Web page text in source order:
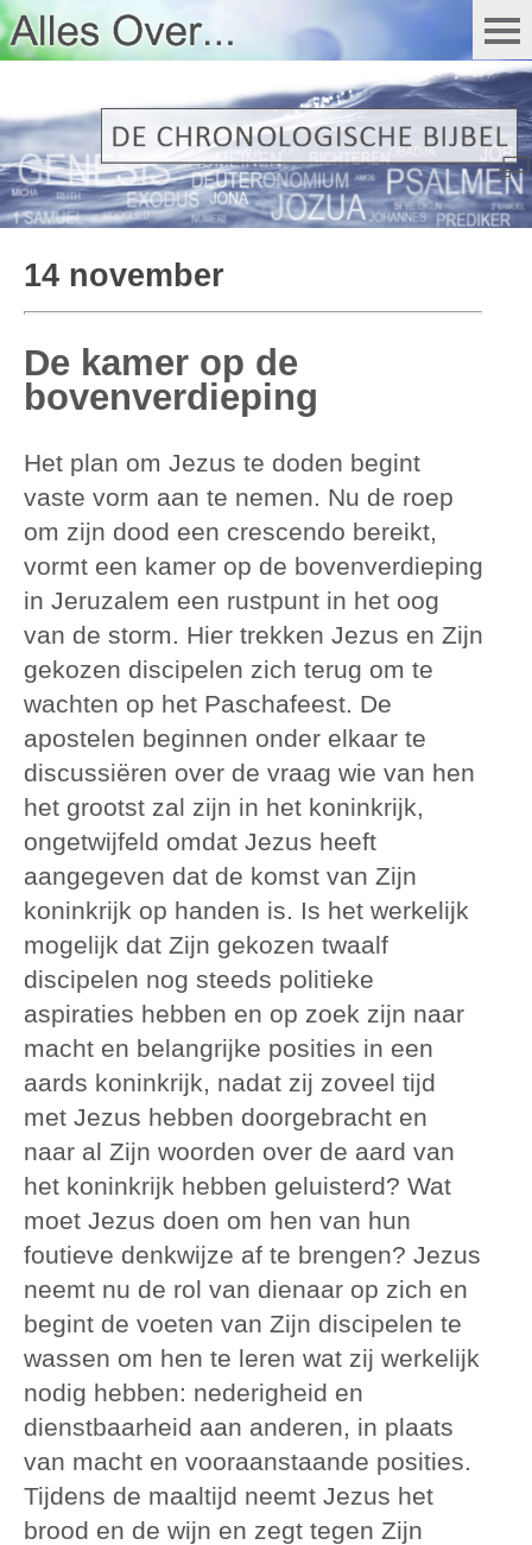
14 november
De kamer op de
bovenverdieping
Het plan om Jezus te doden begint
vaste vorm aan te nemen. Nu de roep
om zijn dood een crescendo bereikt,
vormt een kamer op de bovenverdieping
in Jeruzalem een rustpunt in het oog
van de storm. Hier trekken Jezus en Zijn
gekozen discipelen zich terug om te
wachten op het Paschafeest. De
apostelen beginnen onder elkaar te
discussiëren over de vraag wie van hen
het grootst zal zijn in het koninkrijk,
ongetwijfeld omdat Jezus heeft
aangegeven dat de komst van Zijn
koninkrijk op handen is. Is het werkelijk
mogelijk dat Zijn gekozen twaalf
discipelen nog steeds politieke
aspiraties hebben en op zoek zijn naar
macht en belangrijke posities in een
aards koninkrijk, nadat zij zoveel tijd
met Jezus hebben doorgebracht en
naar al Zijn woorden over de aard van
het koninkrijk hebben geluisterd? Wat
moet Jezus doen om hen van hun
foutieve denkwijze af te brengen? Jezus
neemt nu de rol van dienaar op zich en
begint de voeten van Zijn discipelen te
wassen om hen te leren wat zij werkelijk
nodig hebben: nederigheid en
dienstbaarheid aan anderen, in plaats
van macht en vooraanstaande posities.
Tijdens de maaltijd neemt Jezus het
brood en de wijn en zegt tegen Zijn